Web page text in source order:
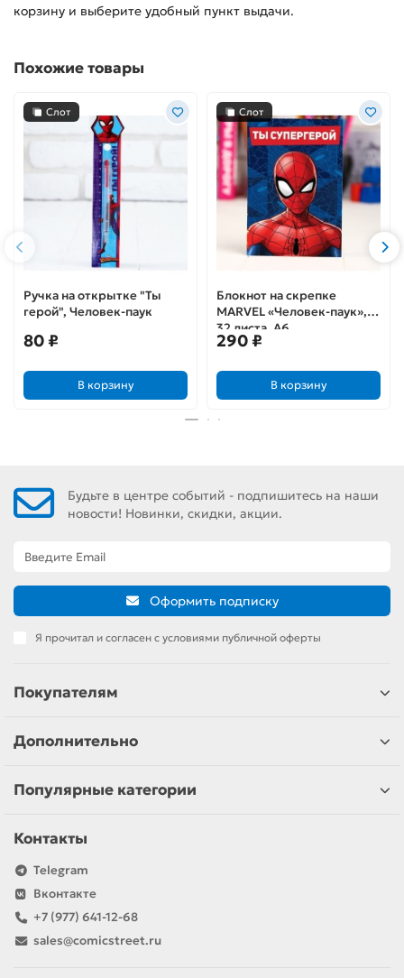
корзину и выберите удобный пункт выдачи.
Похожие товары
Слот
Ручка на открытке "Ты
герой", Человек-паук
80 ₽
В корзину
Слот
Блокнот на скрепке
MARVEL «Человек-паук»,
32 листа, А6
290 ₽
В корзину
Будьте в центре событий - подпишитесь на наши
новости! Новинки, скидки, акции.
Оформить подписку
Я прочитал и согласен с условиями публичной оферты
Покупателям
Дополнительно
Популярные категории
Контакты
Telegram
Вконтакте
+7 (977) 641-12-68
sales@comicstreet.ru